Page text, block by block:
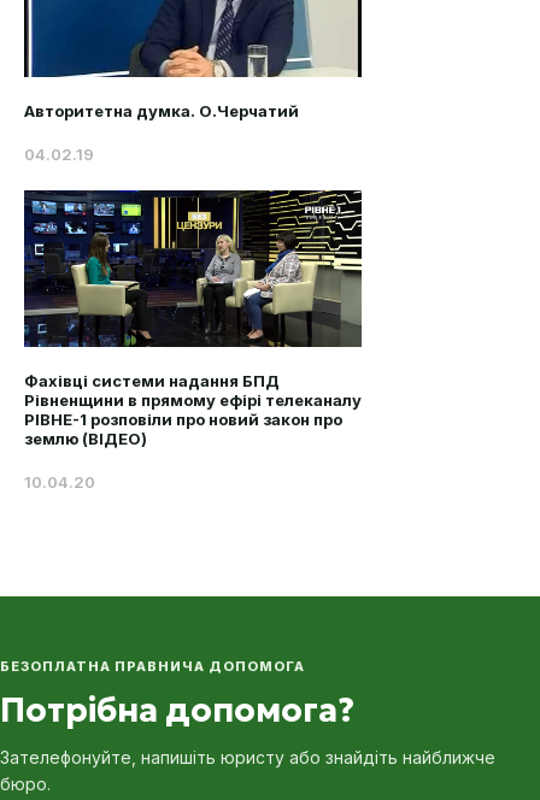
Авторитетна думка. О.Черчатий
04.02.19
Фахівці системи надання БПД
Рівненщини в прямому ефірі телеканалу
РІВНЕ-1 розповіли про новий закон про
землю (ВІДЕО)
10.04.20
БЕЗОПЛАТНА ПРАВНИЧА ДОПОМОГА
Потрібна допомога?
Зателефонуйте, напишіть юристу або знайдіть найближче
бюро.